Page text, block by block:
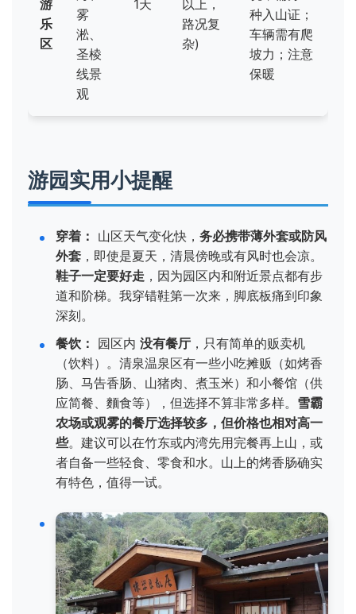
游
乐
区
雾
淞、
圣棱
线景
观
1天
以上，
路况复
杂)
种入山证；
车辆需有爬
坡力；注意
保暖
游园实用小提醒
穿着： 山区天气变化快， 务必携带薄外套或防风
外套 ，即使是夏天，清晨傍晚或有风时也会凉。
鞋子一定要好走 ，因为园区内和附近景点都有步
道和阶梯。我穿错鞋第一次来，脚底板痛到印象
深刻。
餐饮： 园区内 没有餐厅 ，只有简单的贩卖机
（饮料）。清泉温泉区有一些小吃摊贩（如烤香
肠、马告香肠、山猪肉、煮玉米）和小餐馆（供
应简餐、麵食等），但选择不算非常多样。 雪霸
农场或观雾的餐厅选择较多，但价格也相对高一
些。建议可以在竹东或内湾先用完餐再上山，或
者自备一些轻食、零食和水。山上的烤香肠确实
有特色，值得一试。